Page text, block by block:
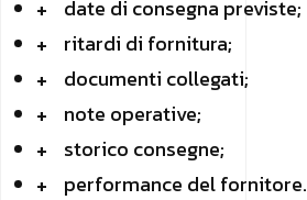
date di consegna previste;
ritardi di fornitura;
documenti collegati;
note operative;
storico consegne;
performance del fornitore.